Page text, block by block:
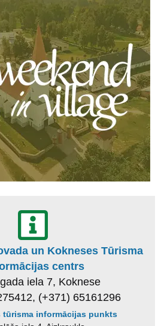
un Kokneses Tūrisma
centrs
iela 7, Koknese
(+371) 65161296
tūrisma informācijas punkts